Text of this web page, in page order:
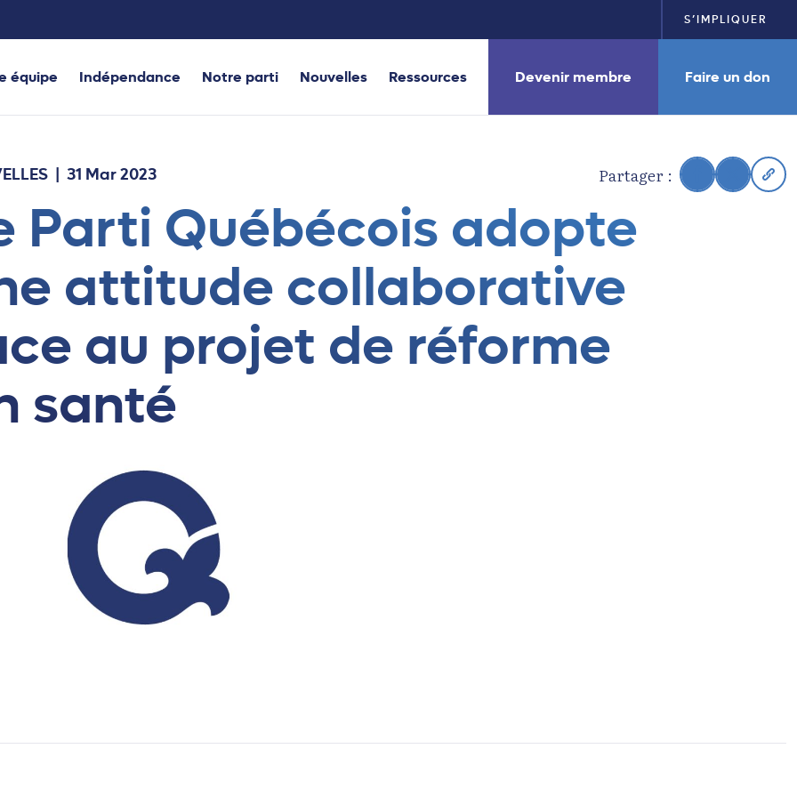
S’IMPLIQUER
équipe Indépendance Notre parti Nouvelles Ressources Devenir membre Faire un don
| 31 Mar 2023 Partager :
Parti Québécois adopte
attitude collaborative
au projet de réforme
santé